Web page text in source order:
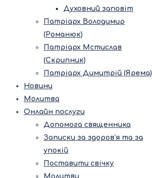
Духовний заповіт
Патріарх Володимир
(Романюк)
Патріарх Мстислав
(Скрипник)
Патріарх Димитрій (Ярема)
Новини
Молитва
Онлайн послуги
Допомога священника
Записки за здоров’я та за
упокій
Поставити свічку
Молитви